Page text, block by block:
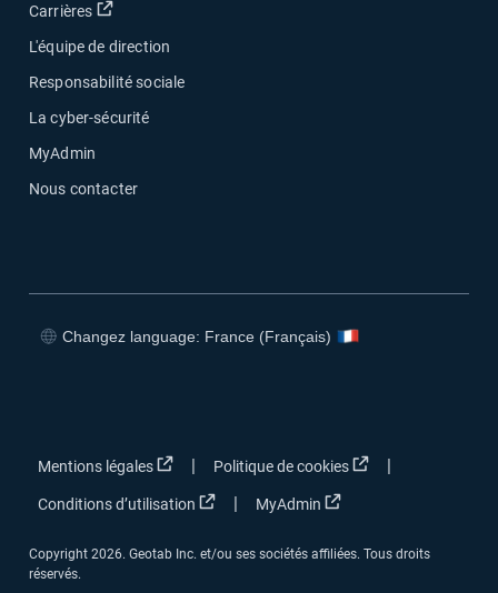
Carrières
Ouvrir dans une nouvelle fenêtre
L'équipe de direction
Responsabilité sociale
La cyber-sécurité
MyAdmin
Nous contacter
Changez language: France (Français)
Mentions légales Ouvrir dans une nouvelle fenêtre
Politique de cookies Ouvrir dans une
Conditions d’utilisation Ouvrir dans une nouvelle fenêtre
MyAdmin Ouvrir dans une
Copyright 2026. Geotab Inc. et/ou ses sociétés affiliées. Tous droits
réservés.